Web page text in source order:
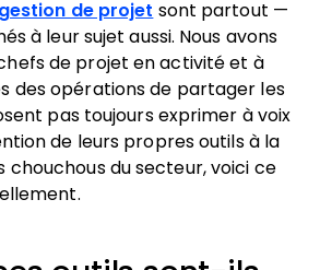
de projet sont partout —
à leur sujet aussi. Nous avons
de projet en activité et à
des opérations de partager les
pas toujours exprimer à voix
de leurs propres outils à la
chouchous du secteur, voici ce